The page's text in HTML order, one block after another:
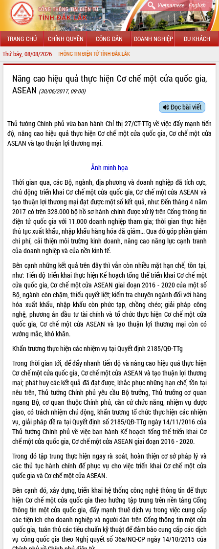
Vietnamese| English
TRANG CHỦ CHÍNH QUYỀN CÔNG DÂN DOANH NGHIỆP DU KHÁCH
Thứ bảy, 08/08/2026
VỚI CỔNG THÔNG TIN ĐIỆN TỬ TỈNH ĐẮK LẮK
LÃNH ĐẠO UBND TỈNH
SỞ, BAN, NGÀNH
HỆ THỐNG VĂN BẢN
VĂN BẢN HĐND TỈNH
ĐIỂM TIN VĂN BẢN
QUY HOẠCH - KẾ HOẠCH
Không có file video nào để phát.
ALBUM ẢNH
Nâng cao hiệu quả thực hiện Cơ chế một cửa quốc gia,
ASEAN (30/06/2017, 09:00)
Đọc bài viết
Thủ tướng Chính phủ vừa ban hành Chỉ thị 27/CT-TTg về việc đẩy mạnh tiến
độ, nâng cao hiệu quả thực hiện Cơ chế một cửa quốc gia, Cơ chế một cửa
ASEAN và tạo thuận lợi thương mại.
Ảnh minh họa
Thời gian qua, các Bộ, ngành, địa phương và doanh nghiệp đã tích cực,
chủ động triển khai Cơ chế một cửa quốc gia, Cơ chế một cửa ASEAN và
tạo thuận lợi thương mại đạt được một số kết quả, như: Đến tháng 4 năm
2017 có trên 328.000 bộ hồ sơ hành chính được xử lý trên Cổng thông tin
điện tử quốc gia với 11.000 doanh nghiệp tham gia; thời gian thực hiện
thủ tục xuất khẩu, nhập khẩu hàng hóa đã giảm... Qua đó góp phần giảm
chi phí, cải thiện môi trường kinh doanh, nâng cao năng lực cạnh tranh
của doanh nghiệp và của nền kinh tế.
Bên cạnh những kết quả trên đây thì vẫn còn nhiều mặt hạn chế, tồn tại,
như: Tiến độ triển khai thực hiện Kế hoạch tổng thể triển khai Cơ chế một
cửa quốc gia, Cơ chế một cửa ASEAN giai đoạn 2016 - 2020 của một số
Bộ, ngành còn chậm, thiếu quyết liệt; kiểm tra chuyên ngành đối với hàng
hóa xuất khẩu, nhập khẩu còn phức tạp, chồng chéo; giải pháp công
nghệ, phương án đầu tư tài chính và tổ chức thực hiện Cơ chế một cửa
quốc gia, Cơ chế một cửa ASEAN và tạo thuận lợi thương mại còn có
vướng mắc, khó khăn.
Khẩn trương thực hiện các nhiệm vụ tại Quyết định 2185/QĐ-TTg
Trong thời gian tới, để đẩy nhanh tiến độ và nâng cao hiệu quả thực hiện
Cơ chế một cửa quốc gia, Cơ chế một cửa ASEAN và tạo thuận lợi thương
mại; phát huy các kết quả đã đạt được, khắc phục những hạn chế, tồn tại
nêu trên, Thủ tướng Chính phủ yêu cầu Bộ trưởng, Thủ trưởng cơ quan
ngang Bộ, cơ quan thuộc Chính phủ, căn cứ chức năng, nhiệm vụ được
giao, có trách nhiệm chủ động, khẩn trương tổ chức thực hiện các nhiệm
vụ, giải pháp đề ra tại Quyết định số2185/QĐ-TTg ngày 14/11/2016 của
Thủ tướng Chính phủ về việc ban hành Kế hoạch tổng thể triển khai Cơ
chế một cửa quốc gia, Cơ chế một cửa ASEAN giai đoạn 2016 - 2020.
Trong đó tập trung thực hiện ngay rà soát, hoàn thiện cơ sở pháp lý và
các thủ tục hành chính để phục vụ cho việc triển khai Cơ chế một cửa
quốc gia và Cơ chế một cửa ASEAN.
Bên cạnh đó, xây dựng, triển khai hệ thống công nghệ thông tin để thực
hiện Cơ chế một cửa quốc gia theo hướng tập trung trên nền tảng Cổng
thông tin một cửa quốc gia, đẩy mạnh thuê dịch vụ trong việc cung cấp
các tiện ích cho doanh nghiệp và người dân trên Cổng thông tin một cửa
quốc gia, tuân thủ các tiêu chuẩn kỹ thuật để đảm bảo cung cấp các dịch
vụ công quốc gia theo Nghị quyết số36a/NQ-CP ngày 14/10/2015 của